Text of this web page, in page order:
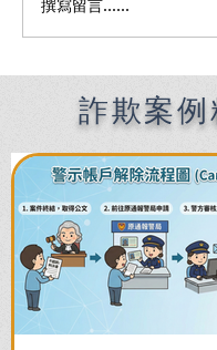
Premier English
Speaking
Filipinos in
Chien Sheng
International
撰寫留言......
詐欺案例